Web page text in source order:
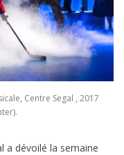
Centre Segal , 2017
a dévoilé la semaine